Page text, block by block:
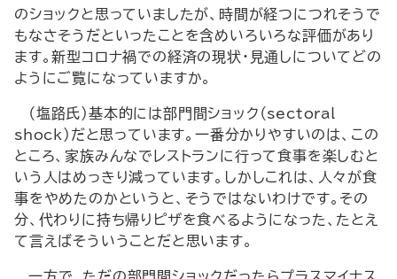
のショックと思っていましたが、時間が経つにつれそうで
もなさそうだといったことを含めいろいろな評価があり
ます。新型コロナ禍での経済の現状・見通しについてどの
ようにご覧になっていますか。―
（塩路氏）基本的には部門間ショック（sectoral
shock ）だと思っています。一番分かりやすいのは、この
ところ、家族みんなでレストランに行って食事を楽しむと
いう人はめっきり減っています。しかしこれは、人々が食
事をやめたのかというと、そうではないわけです。その
分、代わりに持ち帰りピザを食べるようになった、たとえ
て言えばそういうことだと思います。